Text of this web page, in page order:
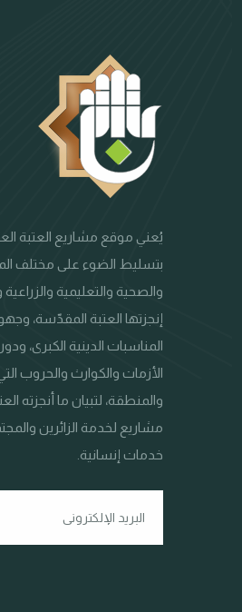
يُعني موقع مشاريع العتبة
بتسليط الضوء على مختلف
والصحية والتعليمية والزراعية
إنجزتها العتبة المقدّسة،
المناسبات الدينية الكبرى،
الأزمات والكوارث والحروب
والمنطقة، لتبيان ما أنجزته
مشاريع لخدمة الزائرين
خدمات إنسانية.